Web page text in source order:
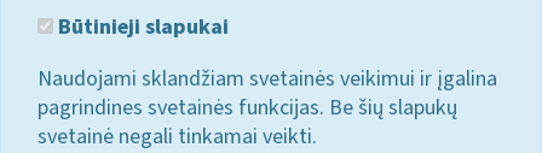
Būtinieji slapukai
Naudojami sklandžiam svetainės veikimui ir įgalina
pagrindines svetainės funkcijas. Be šių slapukų
svetainė negali tinkamai veikti.